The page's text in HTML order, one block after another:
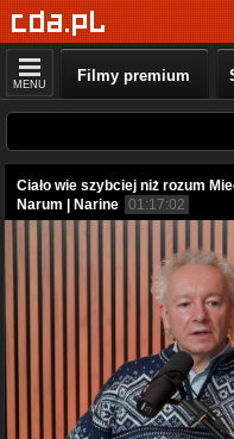
MENU Filmy premium
Ciało wie szybciej niż rozum
Narum | Narine 01:17:02